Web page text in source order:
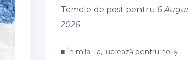
Temele de post pentru 6
2026:
■ În mila Ta, lucrează pentru noi și